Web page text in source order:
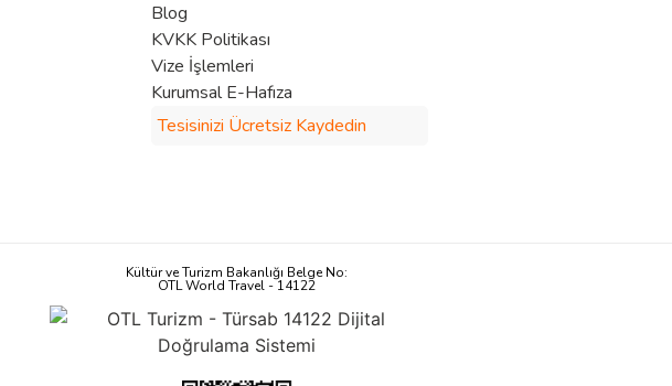
Blog
KVKK Politikası
Vize İşlemleri
Kurumsal E-Hafıza
Tesisinizi Ücretsiz Kaydedin
Kültür ve Turizm Bakanlığı Belge No:
OTL World Travel - 14122